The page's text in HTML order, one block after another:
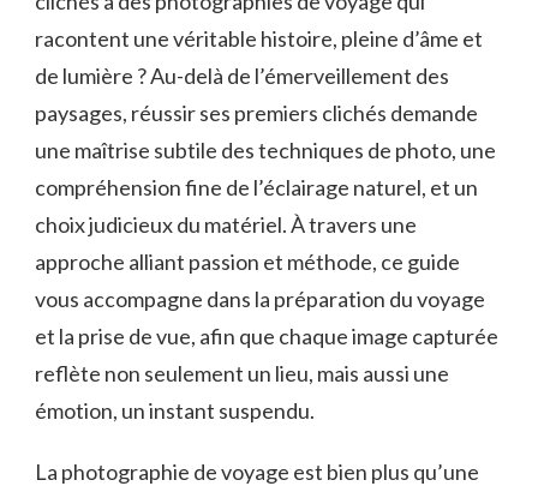
racontent une véritable histoire, pleine d’âme et
de lumière ? Au-delà de l’émerveillement des
paysages, réussir ses premiers clichés demande
une maîtrise subtile des techniques de photo, une
compréhension fine de l’éclairage naturel, et un
choix judicieux du matériel. À travers une
approche alliant passion et méthode, ce guide
vous accompagne dans la préparation du voyage
et la prise de vue, afin que chaque image capturée
reflète non seulement un lieu, mais aussi une
émotion, un instant suspendu.
La photographie de voyage est bien plus qu’une